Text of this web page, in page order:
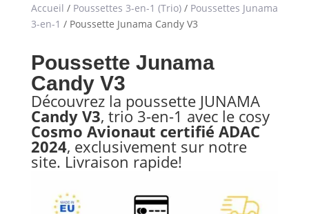
Accueil / Poussettes 3-en-1 (Trio)/ Poussettes Junama
3-en-1 / Poussette Junama Candy V3
Poussette Junama
Candy V3
Découvrez la poussette JUNAMA
Candy V3, trio 3-en-1 avec le cosy
Cosmo Avionaut certifié ADAC
2024, exclusivement sur notre
site. Livraison rapide!